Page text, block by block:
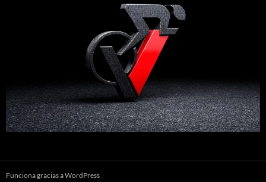
Funciona gracias a WordPress